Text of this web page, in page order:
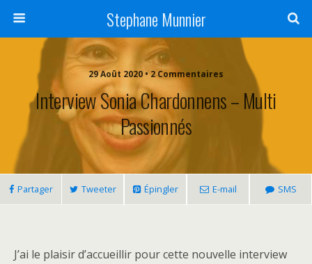
Stephane Munnier
29 Août 2020 • 2 Commentaires
Interview Sonia Chardonnens – Multi
Passionnés
Partager Tweeter Épingler E-mail SMS
J’ai le plaisir d’accueillir pour cette nouvelle interview